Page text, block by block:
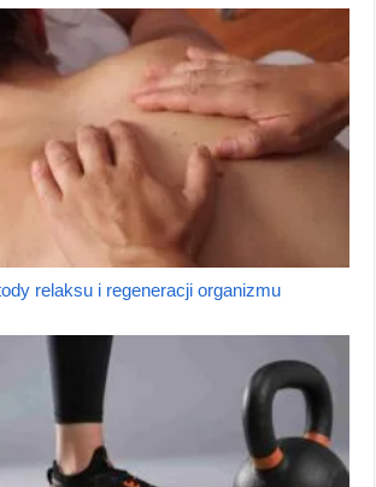
relaksu i regeneracji organizmu